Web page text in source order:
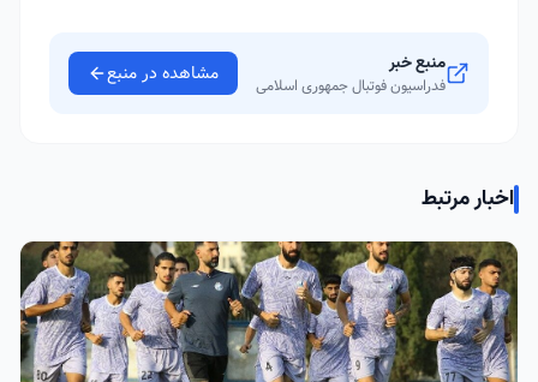
منبع خبر
فدراسیون فوتبال جمهوری اسلامی مشاهده در منبع
اخبار مرتبط